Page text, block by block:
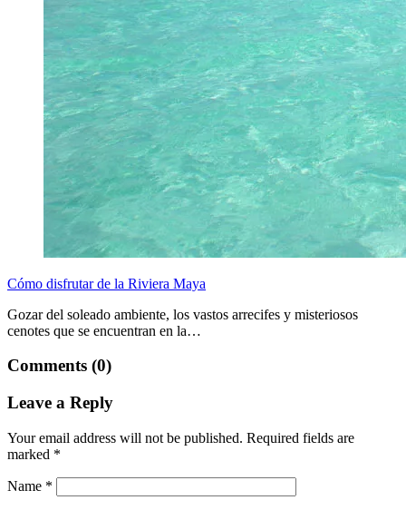
Cómo disfrutar de la Riviera Maya
Gozar del soleado ambiente, los vastos arrecifes y misteriosos
cenotes que se encuentran en la…
Comments (0)
Leave a Reply
Your email address will not be published. Required fields are
marked *
Name *